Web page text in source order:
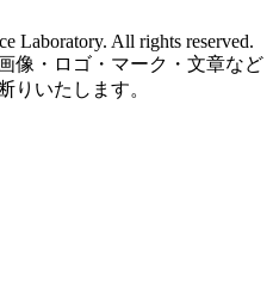
Laboratory. All rights reserved.
像・ロゴ・マーク・文章など
りいたします。